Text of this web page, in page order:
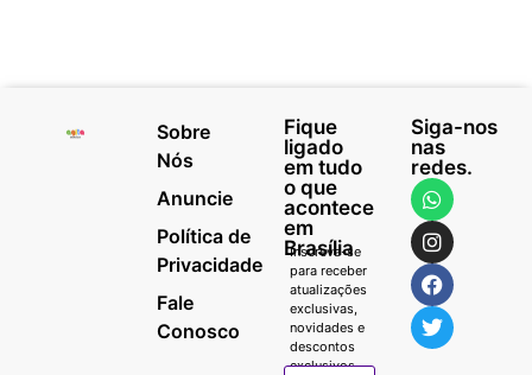
Sobre
Nós
Anuncie
Política de
Privacidade
Fale
Conosco
Fique
ligado
em tudo
o que
acontece
em
Brasília
Inscreva-se
para receber
atualizações
exclusivas,
novidades e
descontos
exclusivos.
Siga-nos
nas
redes.